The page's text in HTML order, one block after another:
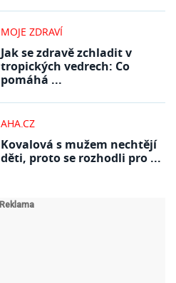
MOJE ZDRAVÍ
Jak se zdravě zchladit v
tropických vedrech: Co
pomáhá ...
AHA.CZ
Kovalová s mužem nechtějí
děti, proto se rozhodli pro ...